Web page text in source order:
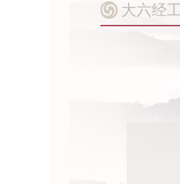
大六经